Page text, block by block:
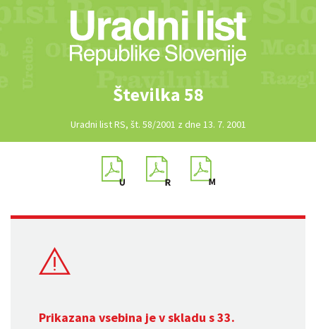
Številka 58
Uradni list RS, št. 58/2001 z dne 13. 7. 2001
Prikazana vsebina je v skladu s 33.